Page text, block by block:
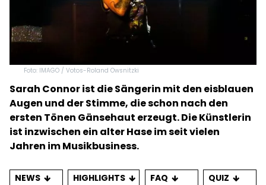
Foto: IMAGO / Votos-Roland Owsnitzki
Sarah Connor ist die Sängerin mit den eisblauen
Augen und der Stimme, die schon nach den
ersten Tönen Gänsehaut erzeugt. Die Künstlerin
ist inzwischen ein alter Hase im seit vielen
Jahren im Musikbusiness.
NEWS HIGHLIGHTS FAQ QUIZ